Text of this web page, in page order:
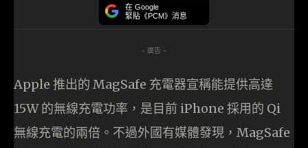
在 Google
緊貼《PCM》消息
- 廣告 -
Apple 推出的 MagSafe 充電器宣稱能提供高達
15W 的無線充電功率，是目前 iPhone 採用的 Qi
無線充電的兩倍。不過外國有媒體發現，MagSafe